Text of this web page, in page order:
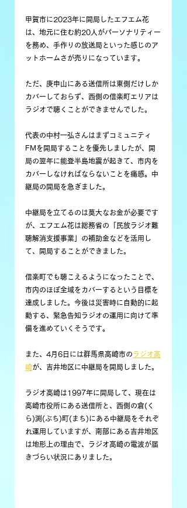
甲賀市に2023年に開局したエフエム花
は、地元に住む約20人がパーソナリティー
を務め、手作りの放送局といった感じのア
ットホームさが売りになっています。
ただ、庚申山にある送信所は東側だけしか
カバーしておらず、西側の信楽町エリアは
ラジオで聴くことができませんでした。
代表の中村一弘さんはまずコミュニティ
FMを開局することを優先しましたが、開
局の翌年に能登半島地震が起きて、市内を
カバーしなければならないことを痛感。中
継局の開局を急ぎました。
中継局を立てるのは莫大なお金が必要です
が、エフエム花は総務省の「民放ラジオ難
聴解消支援事業」の補助金などを活用し
て、開局することができました。
信楽町でも聴こえるようになったことで、
市内のほぼ全域をカバーするという目標を
達成しました。今後は災害時に自動的に起
動する、緊急告知ラジオの運用に向けて準
備を進めていくそうです。
また、4月6日には群馬県高崎市のラジオ高
崎が、吉井地区に中継局を開局しました。
ラジオ高崎は1997年に開局して、現在は
高崎市役所にある送信所と、西側の倉(く
ら)渕(ぶち)町(まち)にある中継局をそれぞ
れ運用していますが、南部にある吉井地区
は地形上の理由で、ラジオ高崎の電波が届
きづらい状況にありました。